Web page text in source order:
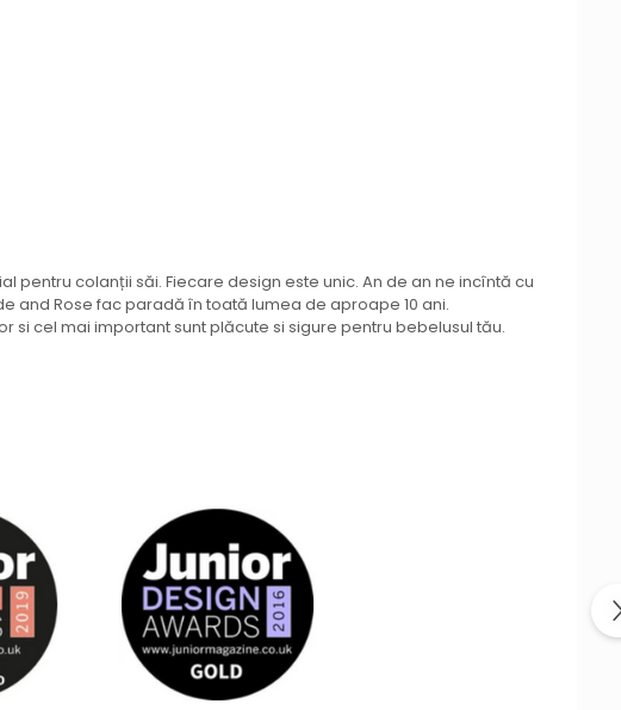
pentru colanții săi. Fiecare design este unic. An de an ne incîntă cu
Rose fac paradă în toată lumea de aproape 10 ani.
si cel mai important sunt plăcute si sigure pentru bebelusul tău.